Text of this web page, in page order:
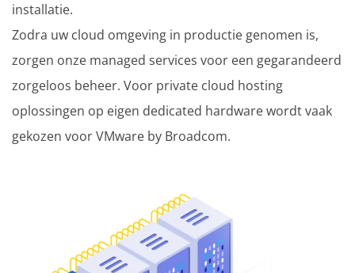
installatie.
Zodra uw cloud omgeving in productie genomen is,
zorgen onze managed services voor een gegarandeerd
zorgeloos beheer. Voor private cloud hosting
oplossingen op eigen dedicated hardware wordt vaak
gekozen voor VMware by Broadcom.